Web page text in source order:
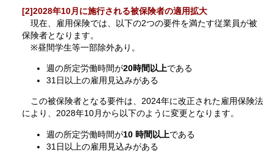
[2]2028年10月に施行される被保険者の適用拡大
現在、雇用保険では、以下の2つの要件を満たす従業員が被
保険者となります。
※昼間学生等一部除外あり。
週の所定労働時間が20時間以上である
31日以上の雇用見込みがある
この被保険者となる要件は、2024年に改正された雇用保険法
により、2028年10月から以下のように変更となります。
週の所定労働時間が10 時間以上である
31日以上の雇用見込みがある